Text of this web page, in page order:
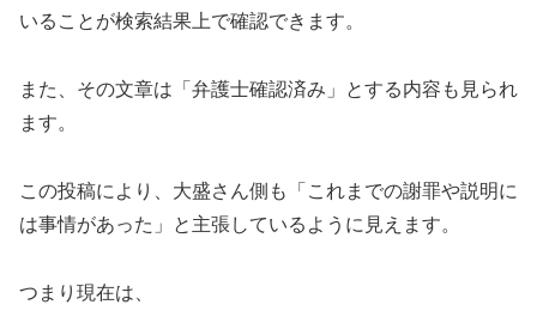
いることが検索結果上で確認できます。
また、その文章は「弁護士確認済み」とする内容も見られ
ます。
この投稿により、大盛さん側も「これまでの謝罪や説明に
は事情があった」と主張しているように見えます。
つまり現在は、